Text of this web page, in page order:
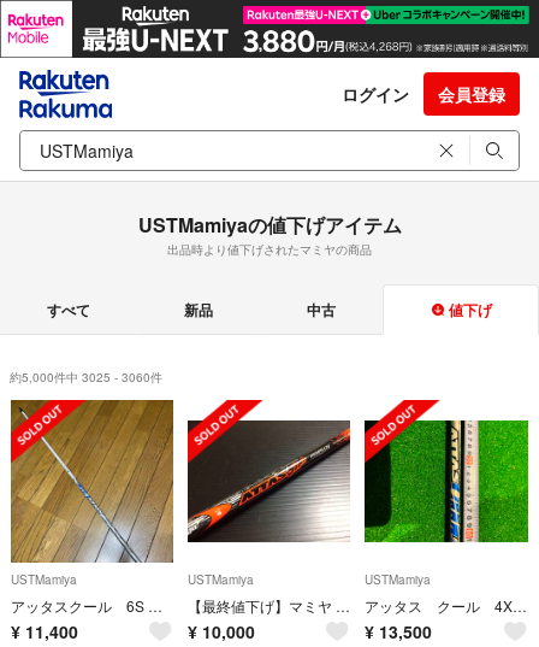
ログイン 会員登録
USTMamiyaの値下げアイテム
出品時より値下げされたマミヤの商品
すべて 新品 中古 値下げ
約5,000件中 3025 - 3060件
USTMamiya
アッタスクール 6S 美品 最終お値下げ sakurasaku様専用
¥ 11,400
USTMamiya
【最終値下げ】マミヤ ATTAS 5GoGo 6S （アッタス ゴーゴーゴー）
¥ 10,000
USTMamiya
アッタス クール 4X 短尺 キャロウェイスリーブ
¥ 13,500